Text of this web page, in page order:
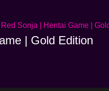
| Gold Edition